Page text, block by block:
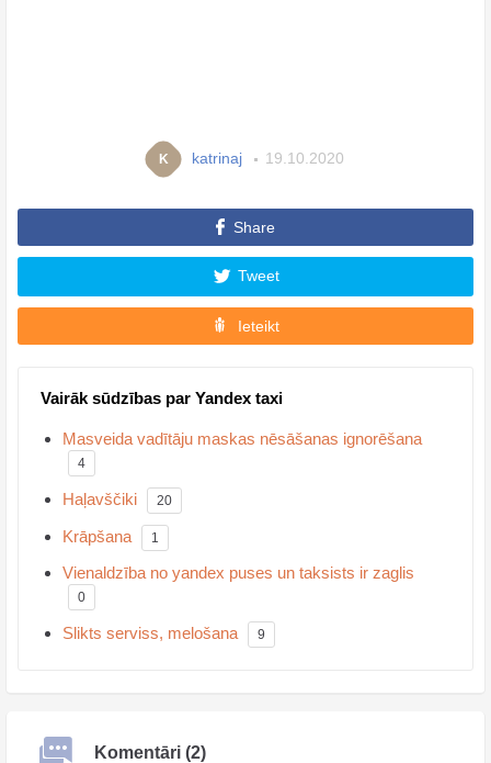
K katrinaj 19.10.2020
Share
Tweet
Ieteikt
Vairāk sūdzības par Yandex taxi
Masveida vadītāju maskas nēsāšanas ignorēšana
4
Haļavščiki 20
Krāpšana 1
Vienaldzība no yandex puses un taksists ir zaglis
0
Slikts serviss, melošana 9
Komentāri (2)